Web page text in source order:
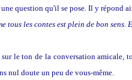
question qu'il se pose. Il y répond
tous les contes est plein de bon
le ton de la conversation amicale,
nul doute un peu de vous-même.